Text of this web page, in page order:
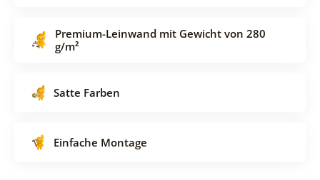
Premium-Leinwand mit Gewicht von 280
g/m²
Satte Farben
Einfache Montage